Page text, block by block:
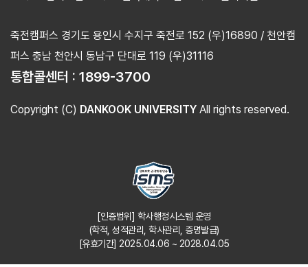
죽전캠퍼스 경기도 용인시 수지구 죽전로 152 (우)16890 / 천안캠
퍼스 충남 천안시 동남구 단대로 119 (우)31116
통합콜센터 : 1899-3700
Copyright (C) DANKOOK UNIVERSITY All rights reserved.
[인증범위] 학사행정시스템 운영
(학적, 성적관리, 학사관리, 증명발급)
[유효기간] 2025.04.06 ~ 2028.04.05